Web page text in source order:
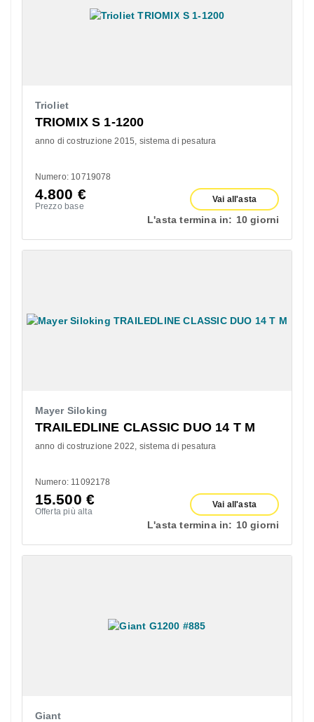
Trioliet
TRIOMIX S 1-1200
anno di costruzione 2015 sistema di pesatura
Numero: 10719078
4.800 €
Prezzo base
Vai all'asta
L'asta termina in: 10 giorni
Mayer Siloking
TRAILEDLINE CLASSIC DUO 14 T M
anno di costruzione 2022 sistema di pesatura
Numero: 11092178
15.500 €
Offerta più alta
Vai all'asta
L'asta termina in: 10 giorni
Giant